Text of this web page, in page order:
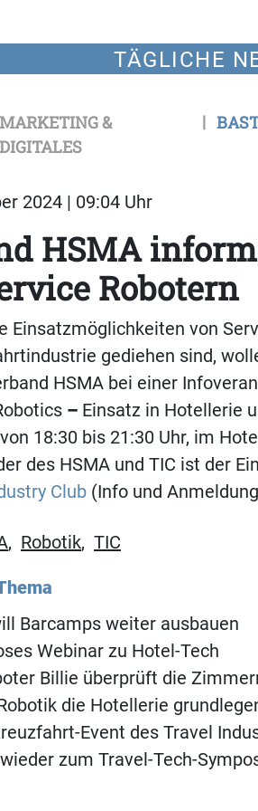
TÄGLICHE
MARKETING &
DIGITALES
2024 | 09:04 Uhr
HSMA
Robotern
Einsatzmöglichkeiten von
gediehen sind,
HSMA bei einer
– Einsatz in Hotellerie
18:30 bis 21:30 Uhr, im
des HSMA und TIC ist der
Club (Info und
, Robotik, TIC
Barcamps weiter ausbauen
Webinar zu Hotel-Tech
Billie überprüft die
die Hotellerie
Event des Travel
zum Travel-Tech-